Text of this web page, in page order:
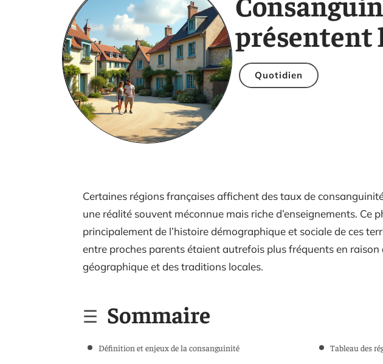
présentent
Quotidien
Certaines régions françaises affichent des taux de
une réalité souvent méconnue mais riche d’enseignements. Ce
principalement de l’histoire démographique et sociale de ces
entre proches parents étaient autrefois plus fréquents en raison
géographique et des traditions locales.
Sommaire
Définition et enjeux de la consanguinité Tableau des